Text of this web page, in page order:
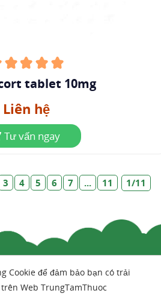
tablet 10mg
Liên hệ
Tư vấn ngay
3 4 5 6 7 ... 11 1/11
Cookie để đảm bảo bạn có trải
Web TrungTamThuoc